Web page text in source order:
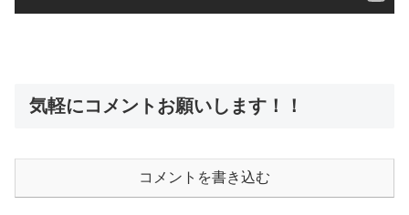
気軽にコメントお願いします！！
コメントを書き込む